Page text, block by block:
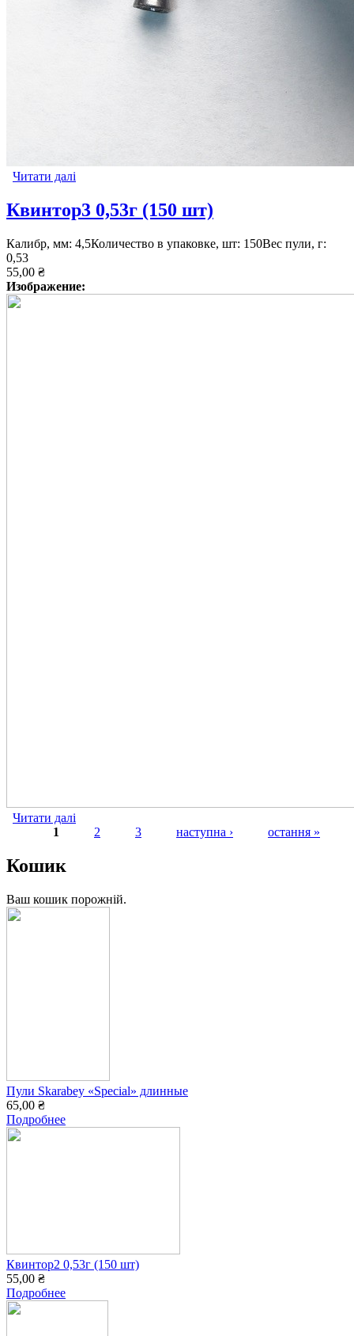
Читати далі
Квинтор3 0,53г (150 шт)
Калибр, мм: 4,5Количество в упаковке, шт: 150Вес пули, г:
0,53
55,00 ₴
Изображение:
Читати далі
1 2 3 наступна › остання »
Кошик
Ваш кошик порожній.
Пули Skarabey «Special» длинные
65,00 ₴
Подробнее
Квинтор2 0,53г (150 шт)
55,00 ₴
Подробнее